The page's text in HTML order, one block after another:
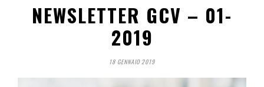
NEWSLETTER GCV – 01-
2019
18 GENNAIO 2019